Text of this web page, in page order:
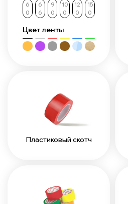
6
0
6
6
9
0
10
0
12
0
15
0
Цвет ленты
Пластиковый скотч